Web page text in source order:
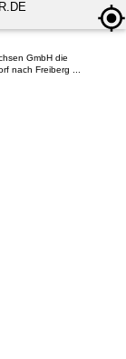
GmbH die
nach Freiberg ...